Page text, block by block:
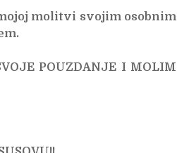
molitvi svojim osobnim
POUZDANJE I MOLIM